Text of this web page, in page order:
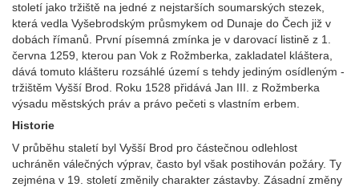
století jako tržiště na jedné z nejstarších soumarských stezek,
která vedla Vyšebrodským průsmykem od Dunaje do Čech již v
dobách římanů. První písemná zmínka je v darovací listině z 1.
června 1259, kterou pan Vok z Rožmberka, zakladatel kláštera,
dává tomuto klášteru rozsáhlé území s tehdy jediným osídleným -
tržištěm Vyšší Brod. Roku 1528 přidává Jan III. z Rožmberka
výsadu městských práv a právo pečeti s vlastním erbem.
Historie
V průběhu staletí byl Vyšší Brod pro částečnou odlehlost
uchráněn válečných výprav, často byl však postihován požáry. Ty
zejména v 19. století změnily charakter zástavby. Zásadní změny